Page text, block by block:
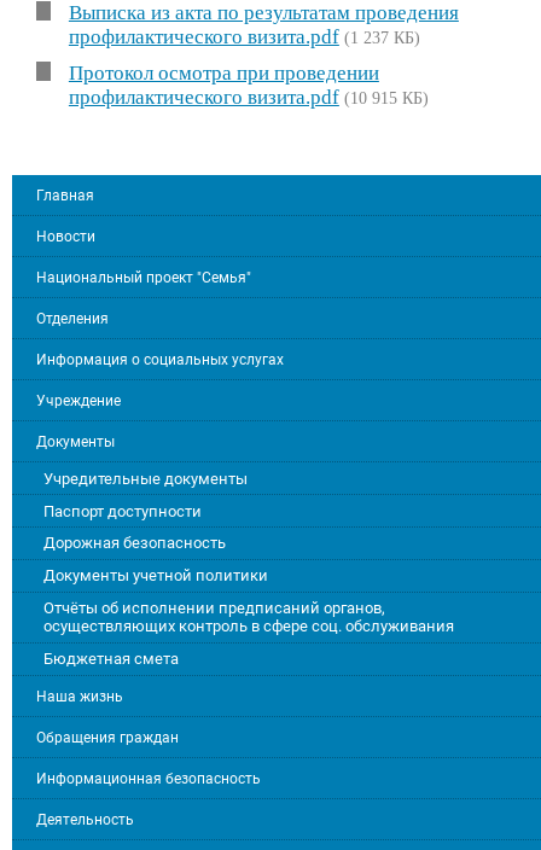
Выписка из акта по результатам проведения
профилактического визита.pdf (1 237 КБ)
Протокол осмотра при проведении
профилактического визита.pdf (10 915 КБ)
Главная
Новости
Национальный проект "Семья"
Отделения
Информация о социальных услугах
Учреждение
Документы
Учредительные документы
Паспорт доступности
Дорожная безопасность
Документы учетной политики
Отчёты об исполнении предписаний органов,
осуществляющих контроль в сфере соц. обслуживания
Бюджетная смета
Наша жизнь
Обращения граждан
Информационная безопасность
Деятельность